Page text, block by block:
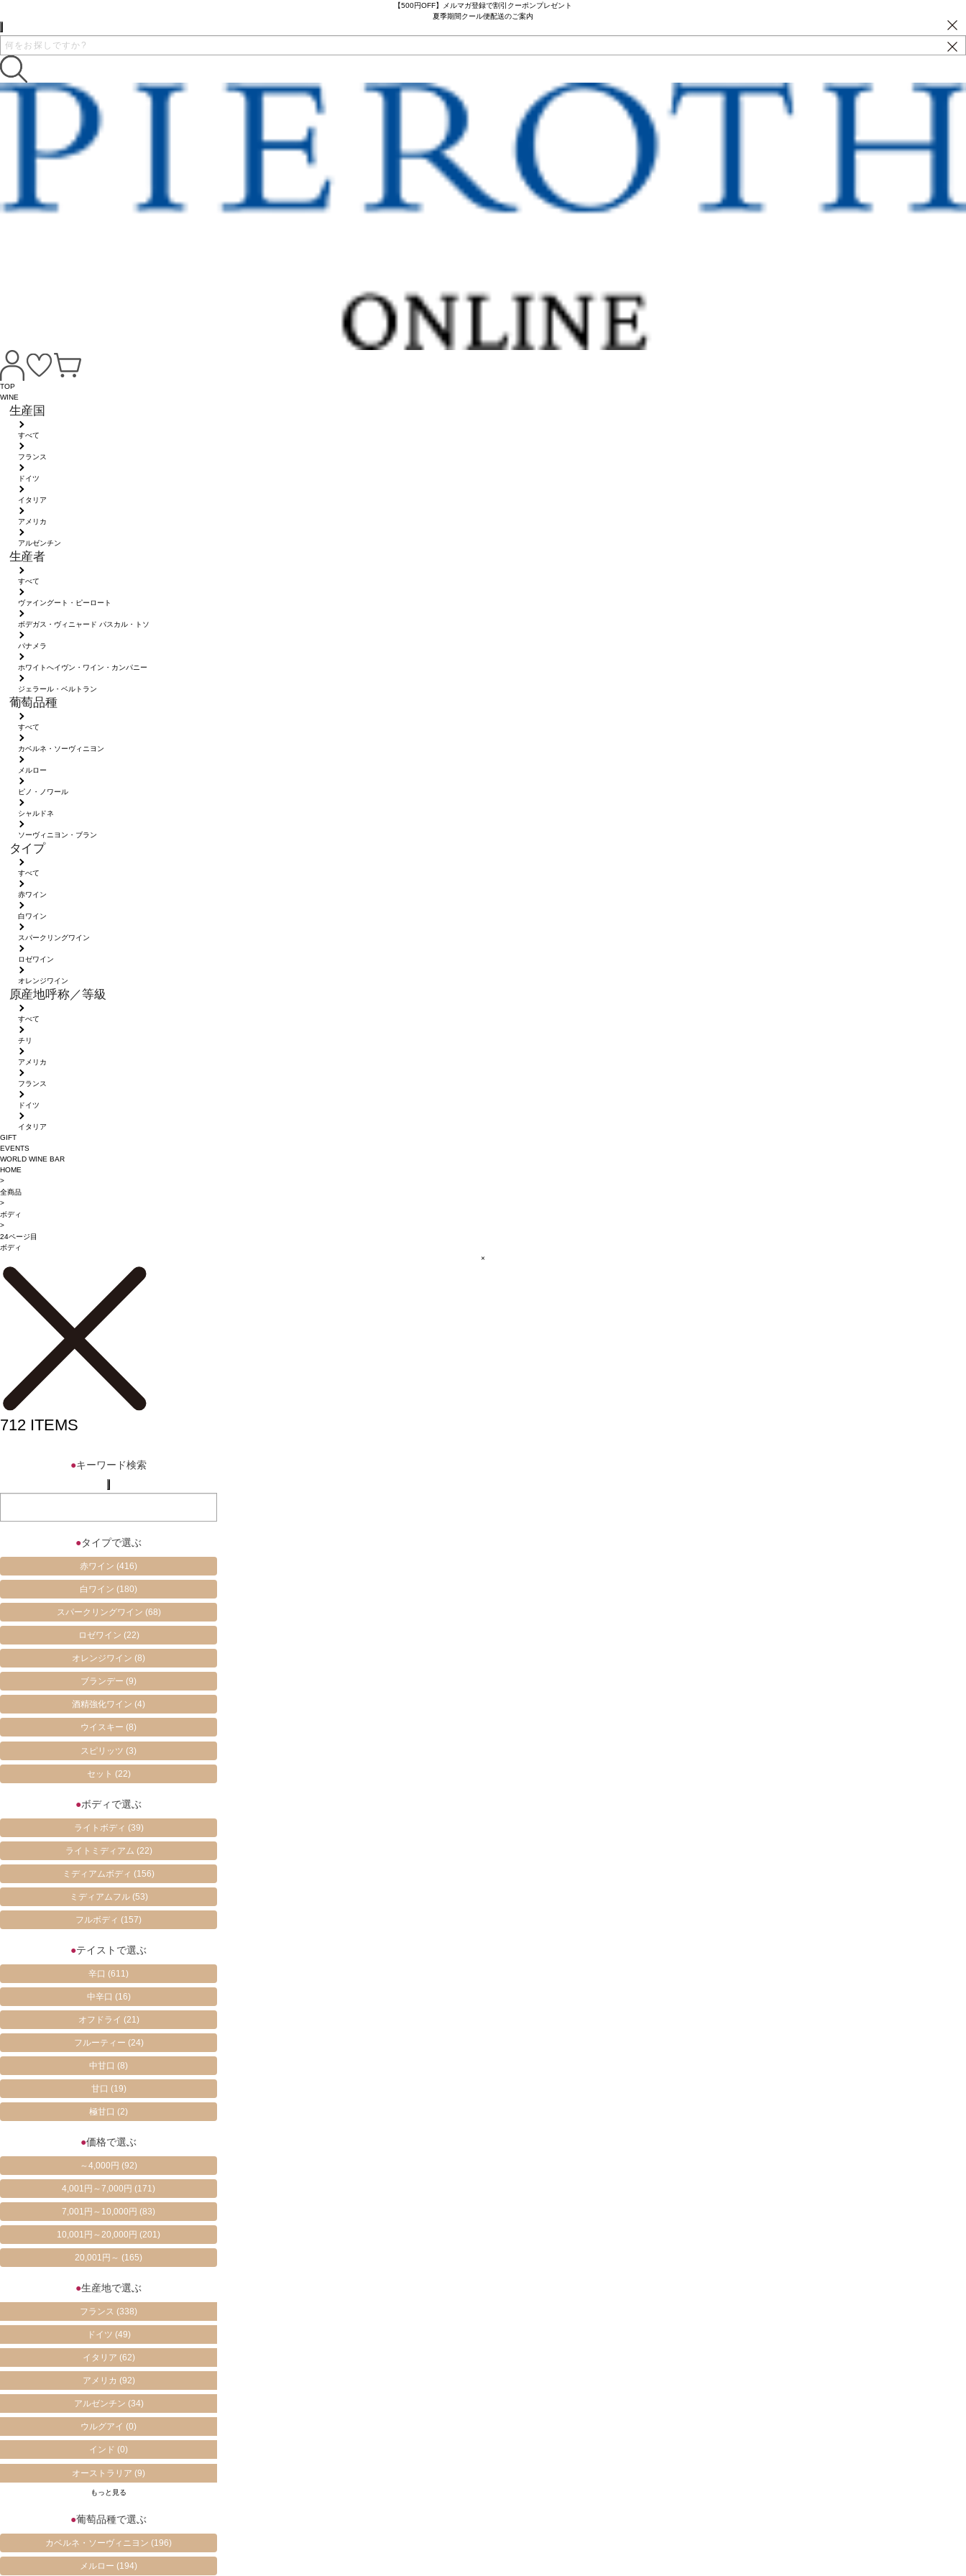
【500円OFF】メルマガ登録で割引クーポンプレゼント
夏季期間クール便配送のご案内
TOP
WINE
生産国
すべて
フランス
ドイツ
イタリア
アメリカ
アルゼンチン
生産者
すべて
ヴァイングート・ピーロート
ボデガス・ヴィニャード パスカル・トソ
パナメラ
ホワイトへイヴン・ワイン・カンパニー
ジェラール・ベルトラン
葡萄品種
すべて
カベルネ・ソーヴィニヨン
メルロー
ピノ・ノワール
シャルドネ
ソーヴィニヨン・ブラン
タイプ
すべて
赤ワイン
白ワイン
スパークリングワイン
ロゼワイン
オレンジワイン
原産地呼称／等級
すべて
チリ
アメリカ
フランス
ドイツ
イタリア
GIFT
EVENTS
WORLD WINE BAR
HOME
>
全商品
>
ボディ
>
24ページ目
ボディ
×
712ITEMS
●キーワード検索
●タイプで選ぶ
赤ワイン(416)
白ワイン(180)
スパークリングワイン (68)
ロゼワイン (22)
オレンジワイン(8)
ブランデー(9)
酒精強化ワイン(4)
ウイスキー(8)
スピリッツ(3)
セット (22)
●ボディで選ぶ
ライトボディ (39)
ライトミディアム (22)
ミディアムボディ(156)
ミディアムフル (53)
フルボディ(157)
●テイストで選ぶ
辛口(611)
中辛口 (16)
オフドライ (21)
フルーティー (24)
中甘口(8)
甘口 (19)
極甘口(2)
●価格で選ぶ
～4,000円(92)
4,001円～7,000円(171)
7,001円～10,000円(83)
10,001円～20,000円(201)
20,001円～(165)
●生産地で選ぶ
フランス(338)
ドイツ (49)
イタリア (62)
アメリカ (92)
アルゼンチン (34)
ウルグアイ(0)
インド(0)
オーストラリア(9)
もっと見る
●葡萄品種で選ぶ
カベルネ・ソーヴィニヨン(196)
メルロー(194)